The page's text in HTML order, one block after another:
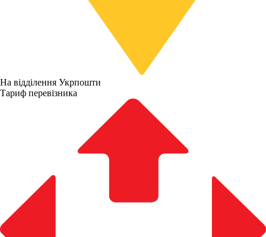
На відділення Укрпошти
Тариф перевізника